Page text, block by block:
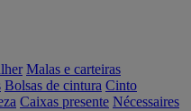
Malas e carteiras
Bolsas de cintura Cinto
Caixas presente Nécessaires